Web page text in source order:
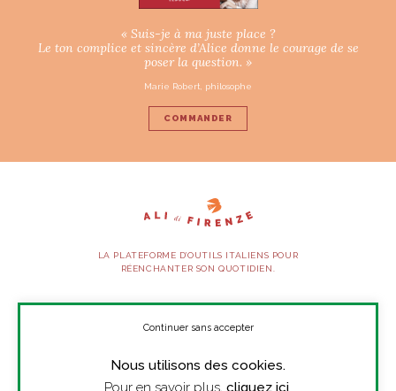
« Suis-je à ma juste place ?
Le ton complice et sincère d’Alice donne le courage de se
poser la question. »
Marie Robert, philosophe
COMMANDER
LA PLATEFORME D’OUTILS ITALIENS POUR
RÉENCHANTER SON QUOTIDIEN.
SUIVEZ-NOUS
Nous utilisons des cookies.
Pour en savoir plus, cliquez ici
Continuer sans accepter